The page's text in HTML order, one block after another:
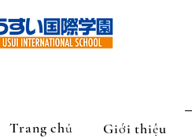
Trang chủ Giới thiệu